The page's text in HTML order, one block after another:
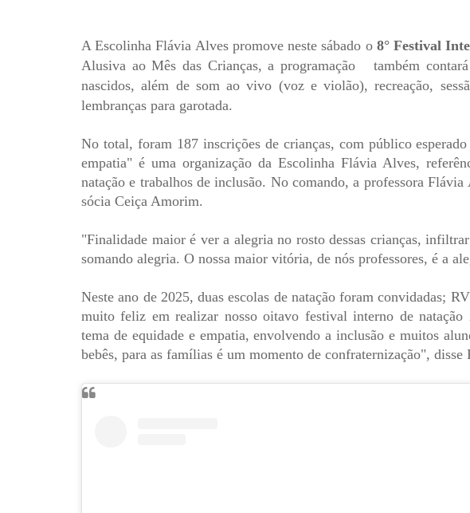
A Escolinha Flávia Alves promove neste sábado o 8° Festival
Alusiva ao Mês das Crianças, aprogramação também contará
nascidos, além de som ao vivo (voz e violão), recreação,
lembranças para garotada.
No total, foram 187 inscrições de crianças, com público
empatia" é uma organização da Escolinha Flávia Alves,
natação e trabalhos de inclusão. No comando, a professora
sócia Ceiça Amorim.
"Finalidade maior é ver a alegria no rosto dessas crianças,
somando alegria. O nossa maior vitória, de nós professores, é a
Neste ano de 2025, duas escolas de natação foram convidadas;
muito feliz em realizar nosso oitavo festival interno de natação
tema de equidade e empatia, envolvendo a inclusão e muitos
bebês, para as famílias é um momento de confraternização", disse